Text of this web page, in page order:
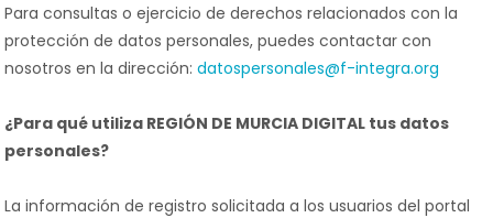
Para consultas o ejercicio de derechos relacionados con la
protección de datos personales, puedes contactar con
nosotros en la dirección: datospersonales@f-integra.org
¿Para qué utiliza REGIÓN DE MURCIA DIGITAL tus datos
personales?
La información de registro solicitada a los usuarios del portal